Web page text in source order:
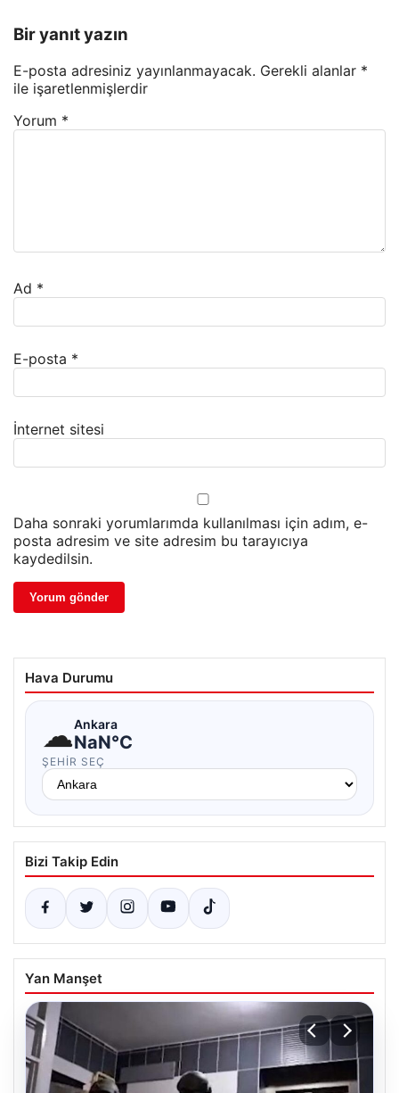
Bir yanıt yazın
E-posta adresiniz yayınlanmayacak. Gerekli alanlar *
ile işaretlenmişlerdir
Yorum *
Ad *
E-posta *
İnternet sitesi
Daha sonraki yorumlarımda kullanılması için adım, e-
posta adresim ve site adresim bu tarayıcıya
kaydedilsin.
Hava Durumu
☁Ankara
NaN°C
ŞEHIR SEÇ
Bizi Takip Edin
Yan Manşet